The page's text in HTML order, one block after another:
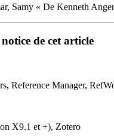
Samy « De Kenneth
de cet article
Reference Manager,
X9.1 et +), Zotero